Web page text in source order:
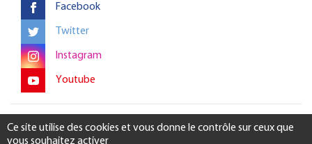
Facebook
Twitter
Instagram
Youtube
Mentions légales -Gérer mon consentement
Ce site utilise des cookies et vous donne le contrôle sur ceux que
vous souhaitez activer